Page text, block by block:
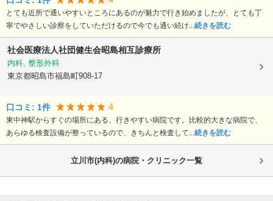
とても近所で通いやすいところにあるのが魅力で行き始めましたが、とても丁
寧でやさしい診察をしていただけるので今でも通い続け... 続きを読む
社会医療法人社団健生会昭島相互診療所
内科, 整形外科
東京都昭島市福島町908-17
口コミ: 1件 4
東中神駅からすぐの場所にある、行きやすい病院です。比較的大きな病院で、
あらゆる検査設備が整っているので、きちんと検査して... 続きを読む
立川市(内科)の病院・クリニック一覧